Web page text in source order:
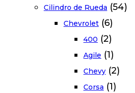
Cilindro de Rueda (54)
Chevrolet (6)
400 (2)
Agile (1)
Chevy (2)
Corsa (1)